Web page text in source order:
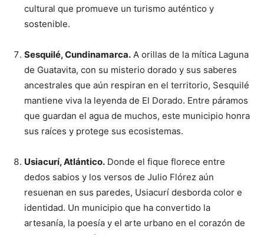
cultural que promueve un turismo auténtico y
sostenible.
Sesquilé, Cundinamarca. A orillas de la mítica Laguna
de Guatavita, con su misterio dorado y sus saberes
ancestrales que aún respiran en el territorio, Sesquilé
mantiene viva la leyenda de El Dorado. Entre páramos
que guardan el agua de muchos, este municipio honra
sus raíces y protege sus ecosistemas.
Usiacurí, Atlántico. Donde el fique florece entre
dedos sabios y los versos de Julio Flórez aún
resuenan en sus paredes, Usiacurí desborda color e
identidad. Un municipio que ha convertido la
artesanía, la poesía y el arte urbano en el corazón de